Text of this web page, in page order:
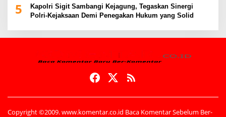
5
Kapolri Sigit Sambangi Kejagung, Tegaskan Sinergi
Polri-Kejaksaan Demi Penegakan Hukum yang Solid
Copyright ©2009. www.komentar.co.id Baca Komentar Sebelum Ber-